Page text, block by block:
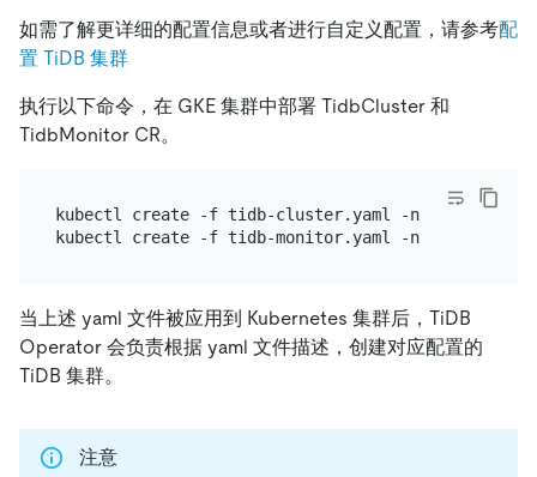
如需了解更详细的配置信息或者进行自定义配置，请参考配
置 TiDB 集群
执行以下命令，在 GKE 集群中部署 TidbCluster 和
TidbMonitor CR。
kubectl create -f tidb-cluster.yaml -n tidb-
当上述 yaml 文件被应用到 Kubernetes 集群后，TiDB
Operator 会负责根据 yaml 文件描述，创建对应配置的
TiDB 集群。
注意